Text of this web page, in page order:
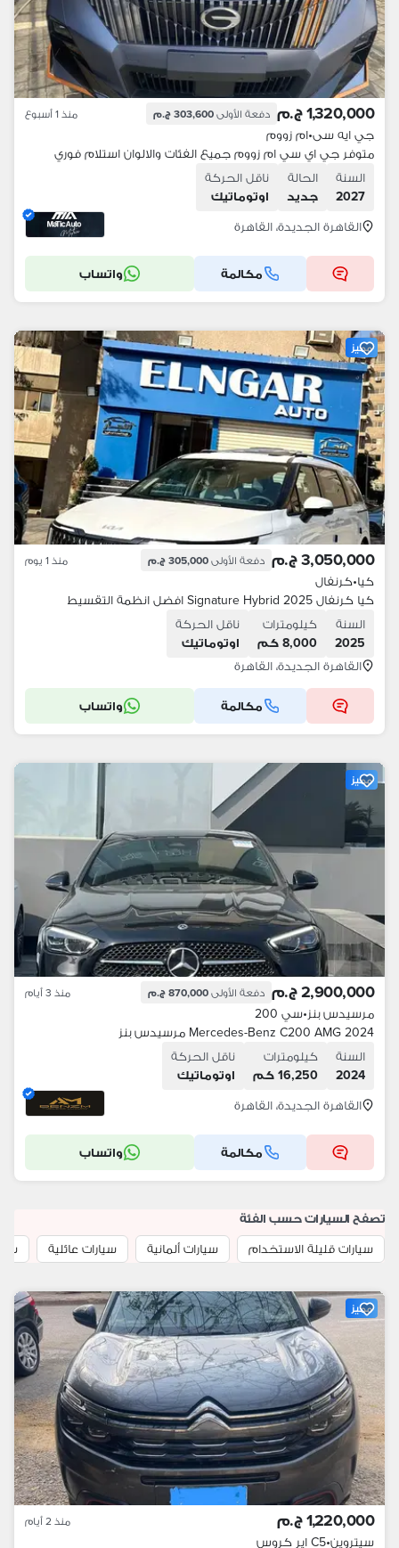
1,320,000 ج.م دفعة الأولى 303,600 ج.م منذ 1 أسبوع
جي ايه سى•ام زووم
متوفر جي اي سي ام زووم جميع الفئات والالوان استلام فوري
السنة
2027
الحالة
جديد
ناقل الحركة
اوتوماتيك
القاهرة الجديدة، القاهرة
مكالمة واتساب
مميز
3,050,000 ج.م دفعة الأولى 305,000 ج.م منذ 1 يوم
كيا•كرنفال
كيا كرنفال 2025 Signature Hybrid افضل انظمة التقسيط
السنة
2025
كيلومترات
8,000 كم
ناقل الحركة
اوتوماتيك
القاهرة الجديدة، القاهرة
مكالمة واتساب
مميز
2,900,000 ج.م دفعة الأولى 870,000 ج.م منذ 3 أيام
مرسيدس بنز•سي 200
Mercedes-Benz C200 AMG 2024 مرسيدس بنز
السنة
2024
كيلومترات
16,250 كم
ناقل الحركة
اوتوماتيك
القاهرة الجديدة، القاهرة
مكالمة واتساب
تصفح السيارات حسب الفئة
سيارات قليلة الاستخدام
سيارات ألمانية سيارات عائلية
مميز
1,220,000 ج.م منذ 2 أيام
سيتروين•C5 اير كروس